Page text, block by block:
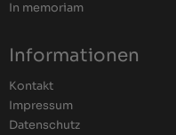
In memoriam
Informationen
Kontakt
Impressum
Datenschutz